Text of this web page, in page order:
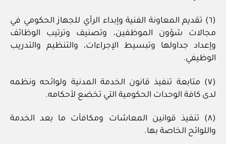
(٦) تقديم المعاونة الفنية وإبداء الرأي للجهاز الحكومي في
مجالات شؤون الموظفين، وتصنيف وترتيب الوظائف
وإعداد جداولها وتبسيط الإجراءات، والتنظيم والتدريب
الوظيفي.
(٧) متابعة تنفيذ قانون الخدمة المدنية ولوائحه ونظمه
لدى كافة الوحدات الحكومية التي تخضع لأحكامه.
(٨) تنفيذ قوانين المعاشات ومكافآت ما بعد الخدمة
واللوائح الخاصة بها.